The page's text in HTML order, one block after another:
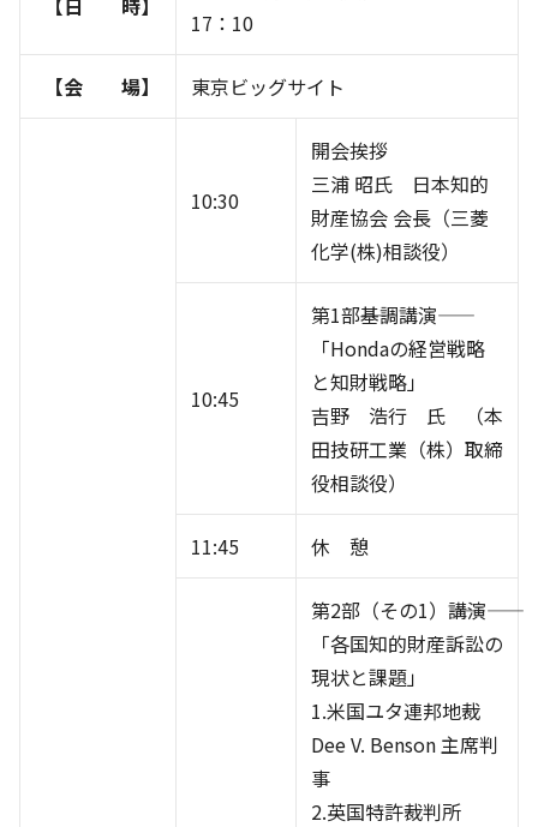
【日 時】
17：10
【会 場】 東京ビッグサイト
10:30
開会挨拶
三浦 昭氏 日本知的
財産協会 会長（三菱
化学(株)相談役）
10:45
第1部――基調講演――
「Hondaの経営戦略
と知財戦略」
吉野 浩行 氏 （本
田技研工業（株）取締
役相談役）
11:45 休 憩
第2部（その1）――講演――
「各国知的財産訴訟の
現状と課題」
1.米国ユタ連邦地裁
Dee V. Benson 主席判
事
2.英国特許裁判所